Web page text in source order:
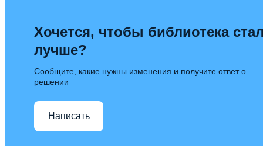
Хочется, чтобы библиотека
лучше?
Сообщите, какие нужны изменения и получите ответ о
решении
Написать